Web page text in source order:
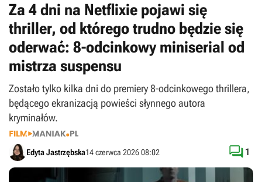
Za 4 dni na Netflixie pojawi się
thriller, od którego trudno będzie się
oderwać: 8-odcinkowy miniserial od
mistrza suspensu
Zostało tylko kilka dni do premiery 8-odcinkowego thrillera,
będącego ekranizacją powieści słynnego autora
kryminałów.
Edyta Jastrzębska14 czerwca 2026 08:02  1